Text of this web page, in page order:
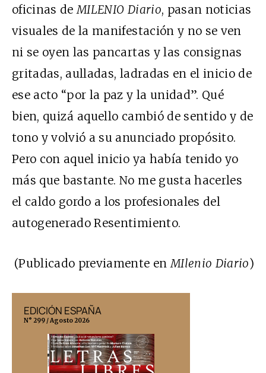
oficinas de MILENIO Diario, pasan noticias
visuales de la manifestación y no se ven
ni se oyen las pancartas y las consignas
gritadas, aulladas, ladradas en el inicio de
ese acto “por la paz y la unidad”. Qué
bien, quizá aquello cambió de sentido y de
tono y volvió a su anunciado propósito.
Pero con aquel inicio ya había tenido yo
más que bastante. No me gusta hacerles
el caldo gordo a los profesionales del
autogenerado Resentimiento.
(Publicado previamente en MIlenio Diario)
EDICIÓN ESPAÑA
N° 299 / Agosto 2026